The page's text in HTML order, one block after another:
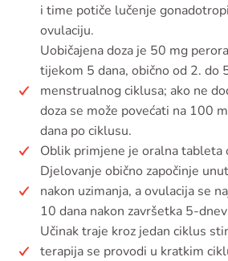
i time potiče lučenje
ovulaciju.
Uobičajena doza je 50 mg
tijekom 5 dana, obično od 2. do
menstrualnog ciklusa; ako ne
doza se može povećati na 100
dana po ciklusu.
Oblik primjene je oralna tableta
Djelovanje obično započinje
nakon uzimanja, a ovulacija se
10 dana nakon završetka 5-
Učinak traje kroz jedan ciklus
terapija se provodi u kratkim